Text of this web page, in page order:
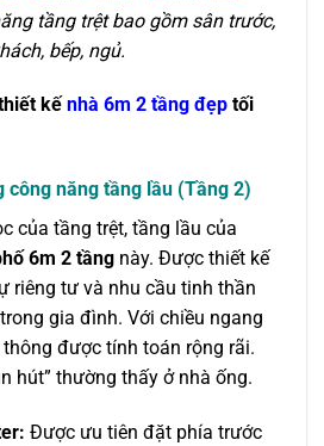
tầng trệt bao gồm sân trước,
bếp, ngủ.
kế nhà 6m 2 tầng đẹp tối
công năng tầng lầu (Tầng 2)
của tầng trệt, tầng lầu của
6m 2 tầng này. Được thiết kế
riêng tư và nhu cầu tinh thần
gia đình. Với chiều ngang
được tính toán rộng rãi.
hút” thường thấy ở nhà ống.
Được ưu tiên đặt phía trước